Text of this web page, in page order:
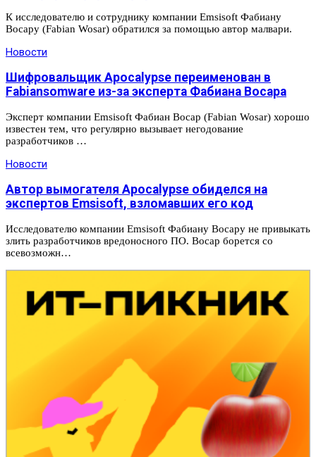
К исследователю и сотруднику компании Emsisoft Фабиану
Восару (Fabian Wosar) обратился за помощью автор малвари.
Новости
Шифровальщик Apocalypse переименован в
Fabiansomware из-за эксперта Фабиана Восара
Эксперт компании Emsisoft Фабиан Восар (Fabian Wosar) хорошо
известен тем, что регулярно вызывает негодование
разработчиков …
Новости
Автор вымогателя Apocalypse обиделся на
экспертов Emsisoft, взломавших его код
Исследователю компании Emsisoft Фабиану Восару не привыкать
злить разработчиков вредоносного ПО. Восар борется со
всевозможн…